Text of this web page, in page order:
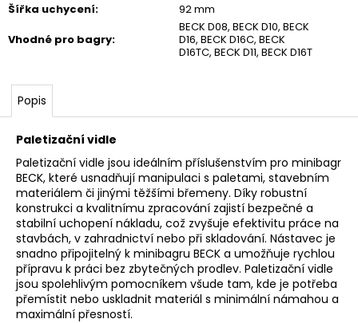
Šířka uchycení:
92 mm
Vhodné pro bagry:
BECK D08, BECK D10, BECK
D16, BECK D16C, BECK
D16TC, BECK D11, BECK D16T
Popis
Paletizační vidle
Paletizační vidle jsou ideálním příslušenstvím pro minibagr
BECK, které usnadňují manipulaci s paletami, stavebním
materiálem či jinými těžšími břemeny. Díky robustní
konstrukci a kvalitnímu zpracování zajistí bezpečné a
stabilní uchopení nákladu, což zvyšuje efektivitu práce na
stavbách, v zahradnictví nebo při skladování. Nástavec je
snadno připojitelný k minibagru BECK a umožňuje rychlou
přípravu k práci bez zbytečných prodlev. Paletizační vidle
jsou spolehlivým pomocníkem všude tam, kde je potřeba
přemístit nebo uskladnit materiál s minimální námahou a
maximální přesností.